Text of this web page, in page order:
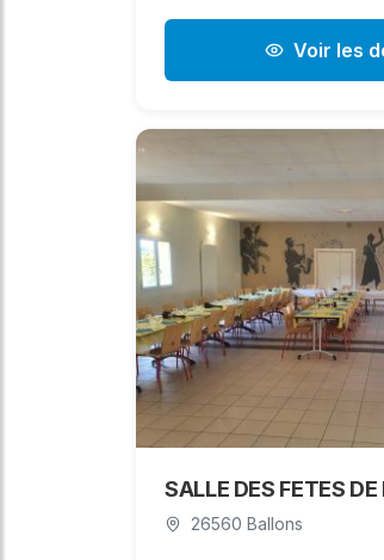
Voir les
SALLE DES FETES
26560 Ballons